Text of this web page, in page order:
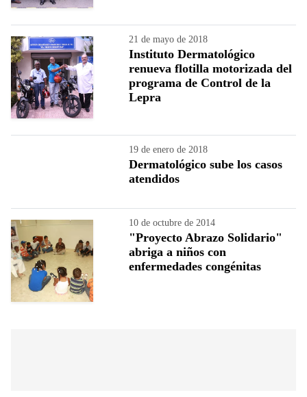
21 de mayo de 2018
Instituto Dermatológico
renueva flotilla motorizada del
programa de Control de la
Lepra
19 de enero de 2018
Dermatológico sube los casos
atendidos
10 de octubre de 2014
"Proyecto Abrazo Solidario"
abriga a niños con
enfermedades congénitas